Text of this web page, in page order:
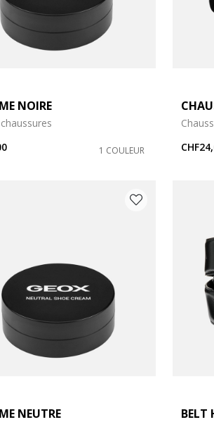
35-38
NOIRE
1 COULEUR
NEUTRE BELT